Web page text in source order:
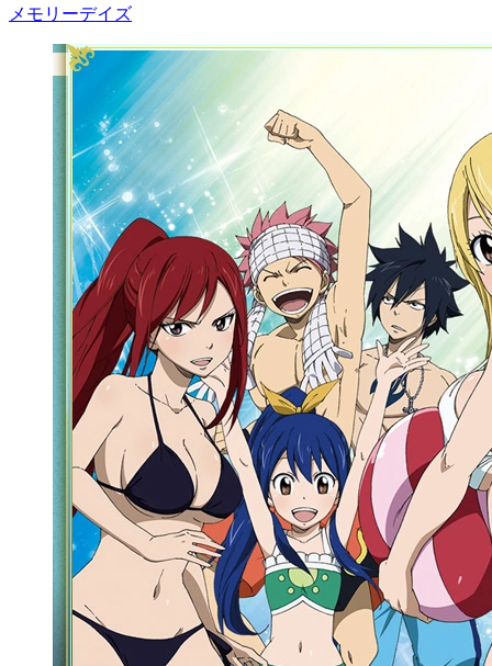
メモリーデイズ